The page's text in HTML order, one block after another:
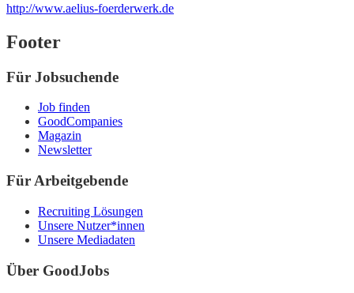
http://www.aelius-foerderwerk.de
Footer
Für Jobsuchende
Job finden
GoodCompanies
Magazin
Newsletter
Für Arbeitgebende
Recruiting Lösungen
Unsere Nutzer*innen
Unsere Mediadaten
Über GoodJobs